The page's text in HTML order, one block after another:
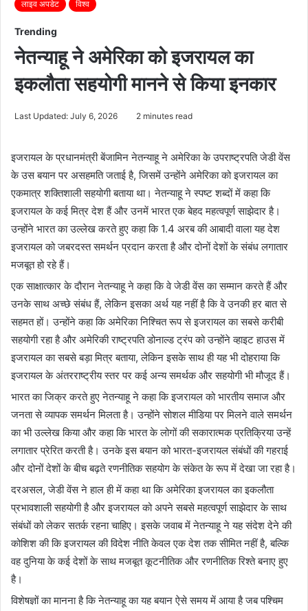
लाइव अपडेट विश्व
Trending
नेतन्याहू ने अमेरिका को इजरायल का
इकलौता सहयोगी मानने से किया इनकार
Last Updated: July 6, 2026 2 minutes read
इजरायल के प्रधानमंत्री बेंजामिन नेतन्याहू ने अमेरिका के उपराष्ट्रपति जेडी वेंस
के उस बयान पर असहमति जताई है, जिसमें उन्होंने अमेरिका को इजरायल का
एकमात्र शक्तिशाली सहयोगी बताया था। नेतन्याहू ने स्पष्ट शब्दों में कहा कि
इजरायल के कई मित्र देश हैं और उनमें भारत एक बेहद महत्वपूर्ण साझेदार है।
उन्होंने भारत का उल्लेख करते हुए कहा कि 1.4 अरब की आबादी वाला यह देश
इजरायल को जबरदस्त समर्थन प्रदान करता है और दोनों देशों के संबंध लगातार
मजबूत हो रहे हैं।
एक साक्षात्कार के दौरान नेतन्याहू ने कहा कि वे जेडी वेंस का सम्मान करते हैं और
उनके साथ अच्छे संबंध हैं, लेकिन इसका अर्थ यह नहीं है कि वे उनकी हर बात से
सहमत हों। उन्होंने कहा कि अमेरिका निश्चित रूप से इजरायल का सबसे करीबी
सहयोगी रहा है और अमेरिकी राष्ट्रपति डोनाल्ड ट्रंप को उन्होंने व्हाइट हाउस में
इजरायल का सबसे बड़ा मित्र बताया, लेकिन इसके साथ ही यह भी दोहराया कि
इजरायल के अंतरराष्ट्रीय स्तर पर कई अन्य समर्थक और सहयोगी भी मौजूद हैं।
भारत का जिक्र करते हुए नेतन्याहू ने कहा कि इजरायल को भारतीय समाज और
जनता से व्यापक समर्थन मिलता है। उन्होंने सोशल मीडिया पर मिलने वाले समर्थन
का भी उल्लेख किया और कहा कि भारत के लोगों की सकारात्मक प्रतिक्रिया उन्हें
लगातार प्रेरित करती है। उनके इस बयान को भारत-इजरायल संबंधों की गहराई
और दोनों देशों के बीच बढ़ते रणनीतिक सहयोग के संकेत के रूप में देखा जा रहा है।
दरअसल, जेडी वेंस ने हाल ही में कहा था कि अमेरिका इजरायल का इकलौता
प्रभावशाली सहयोगी है और इजरायल को अपने सबसे महत्वपूर्ण साझेदार के साथ
संबंधों को लेकर सतर्क रहना चाहिए। इसके जवाब में नेतन्याहू ने यह संदेश देने की
कोशिश की कि इजरायल की विदेश नीति केवल एक देश तक सीमित नहीं है, बल्कि
वह दुनिया के कई देशों के साथ मजबूत कूटनीतिक और रणनीतिक रिश्ते बनाए हुए
है।
विशेषज्ञों का मानना है कि नेतन्याहू का यह बयान ऐसे समय में आया है जब पश्चिम